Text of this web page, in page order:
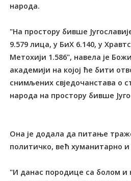
народа.
"На простору бивше
9.579 лица, у БиХ 6.140, у
Метохији 1.586", навела је
академији на којој ће бити
снимљених свједочанстава о
народа на простору бивше
Она је додала да питање
политичко, већ хуманитарно и
"И данас породице са болом и